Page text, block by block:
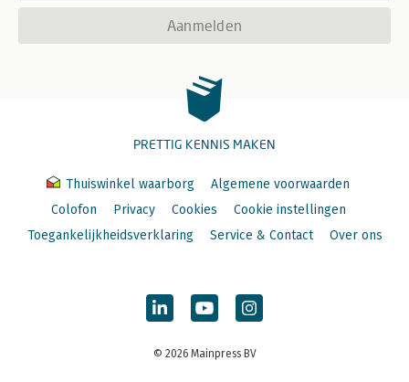
Aanmelden
PRETTIG KENNIS MAKEN
Thuiswinkel waarborg
Algemene voorwaarden
Colofon
Privacy Cookies
Cookie instellingen
Toegankelijkheidsverklaring
Service & Contact Over ons
© 2026 Mainpress BV